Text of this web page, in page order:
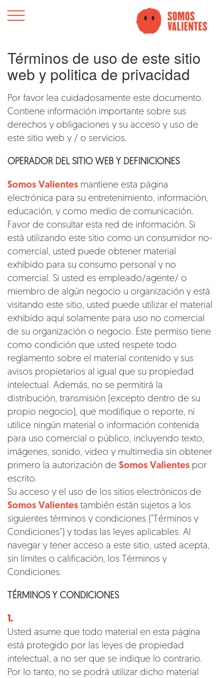
Términos de uso de este sitio
web y politica de privacidad
Por favor lea cuidadosamente este documento.
Contiene información importante sobre sus
derechos y obligaciones y su acceso y uso de
este sitio web y / o servicios.
OPERADOR DEL SITIO WEB Y DEFINICIONES
Somos Valientes mantiene esta página
electrónica para su entretenimiento, información,
educación, y como medio de comunicación.
Favor de consultar esta red de información. Si
está utilizando este sitio como un consumidor no-
comercial, usted puede obtener material
exhibido para su consumo personal y no
comercial. Si usted es empleado/agente/ o
miembro de algún negocio u organización y está
visitando este sitio, usted puede utilizar el material
exhibido aquí solamente para uso no comercial
de su organización o negocio. Este permiso tiene
como condición que usted respete todo
reglamento sobre el material contenido y sus
avisos propietarios al igual que su propiedad
intelectual. Además, no se permitirá la
distribución, transmisión (excepto dentro de su
propio negocio), que modifique o reporte, ni
utilice ningún material o información contenida
para uso comercial o público, incluyendo texto,
imágenes, sonido, video y multimedia sin obtener
primero la autorización de Somos Valientes por
escrito.
Su acceso y el uso de los sitios electrónicos de
Somos Valientes también están sujetos a los
siguientes términos y condiciones ("Términos y
Condiciones") y todas las leyes aplicables. Al
navegar y tener acceso a este sitio, usted acepta,
sin límites o calificación, los Términos y
Condiciones.
TÉRMINOS Y CONDICIONES
1.
Usted asume que todo material en esta página
está protegido por las leyes de propiedad
intelectual, a no ser que se indique lo contrario.
Por lo tanto, no se podrá utilizar dicho material